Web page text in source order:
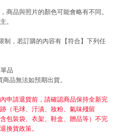
商品與照片的顏色可能會略有不同。
。
制，若訂購的內容有【符合】下列任
品
品無法如預期出貨。
申請退貨前，請確認商品保持全新完
（毛球、汙漬、妝粉、氣味殘留
包裝袋、衣架、鞋盒、贈品等）不完
換貨政策。